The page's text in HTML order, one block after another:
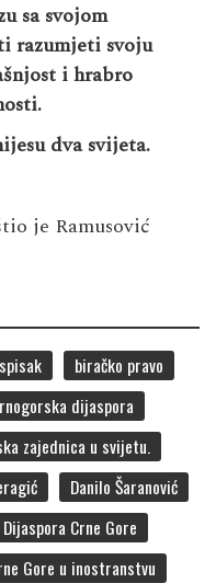
sa svojom
razumjeti svoju
i hrabro
dva svijeta.
je Ramusović
biračko pravo
dijaspora
zajednica u svijetu.
Danilo Šaranović
Dijaspora Crne Gore
Gore u inostranstvu